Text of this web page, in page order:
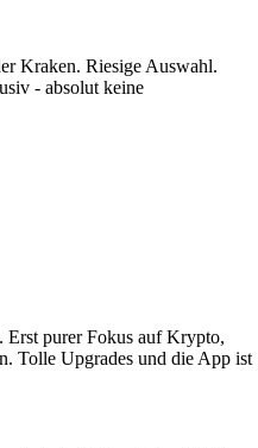
Kraken. Riesige Auswahl.
- absolut keine
Erst purer Fokus auf Krypto,
Tolle Upgrades und die App ist